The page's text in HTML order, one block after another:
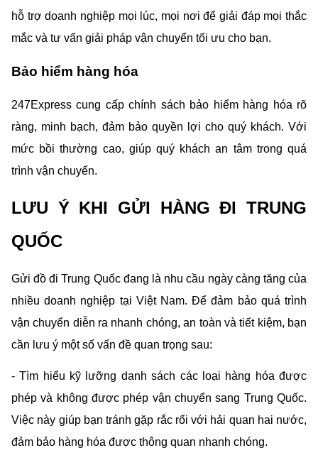
hỗ trợ doanh nghiệp mọi lúc, mọi nơi để giải đáp mọi thắc
mắc và tư vấn giải pháp vận chuyển tối ưu cho bạn.
Bảo hiểm hàng hóa
247Express cung cấp chính sách bảo hiểm hàng hóa rõ
ràng, minh bạch, đảm bảo quyền lợi cho quý khách. Với
mức bồi thường cao, giúp quý khách an tâm trong quá
trình vận chuyển.
LƯU Ý KHI GỬI HÀNG ĐI TRUNG
QUỐC
Gửi đồ đi Trung Quốc đang là nhu cầu ngày càng tăng của
nhiều doanh nghiệp tại Việt Nam. Để đảm bảo quá trình
vận chuyển diễn ra nhanh chóng, an toàn và tiết kiệm, bạn
cần lưu ý một số vấn đề quan trọng sau:
- Tìm hiểu kỹ lưỡng danh sách các loại hàng hóa được
phép và không được phép vận chuyển sang Trung Quốc.
Việc này giúp bạn tránh gặp rắc rối với hải quan hai nước,
đảm bảo hàng hóa được thông quan nhanh chóng.